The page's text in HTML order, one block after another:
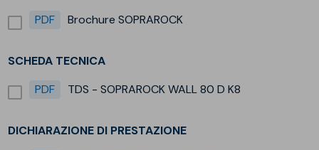
PDF
Brochure SOPRAROCK
SCHEDA TECNICA
PDF
TDS - SOPRAROCK WALL 80 D K8
DICHIARAZIONE DI PRESTAZIONE